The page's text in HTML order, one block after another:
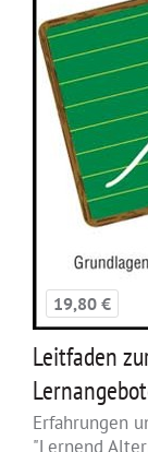
19,80 €
Leitfaden
Erfahrungen
"Lernend